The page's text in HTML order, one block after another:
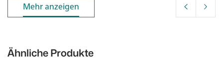
Mehr anzeigen
Mehr anzeigen
Ähnliche Produkte